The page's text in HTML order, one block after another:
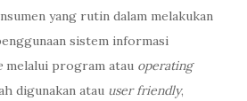
yang rutin dalam melakukan
sistem informasi
melalui program atau operating
digunakan atau user friendly,